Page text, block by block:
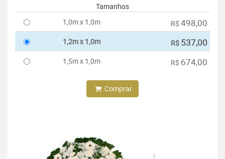
Tamanhos
1,0m x 1,0m
R$ 498,00
1,2m x 1,0m R$ 537,00
1,5m x 1,0m R$ 674,00
Comprar